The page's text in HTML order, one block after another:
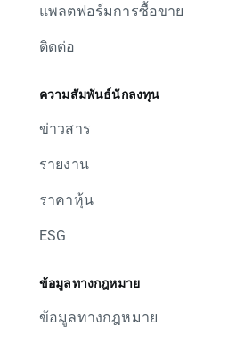
แพลตฟอร์มการซื้อขาย
ติดต่อ
ความสัมพันธ์นักลงทุน
ข่าวสาร
รายงาน
ราคาหุ้น
ESG
ข้อมูลทางกฎหมาย
ข้อมูลทางกฎหมาย